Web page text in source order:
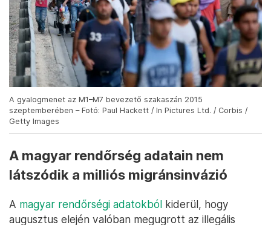
A gyalogmenet az M1–M7 bevezető szakaszán 2015
szeptemberében – Fotó: Paul Hackett / In Pictures Ltd. / Corbis /
Getty Images
A magyar rendőrség adatain nem
látszódik a milliós migránsinvázió
A magyar rendőrségi adatokból kiderül, hogy
augusztus elején valóban megugrott az illegális